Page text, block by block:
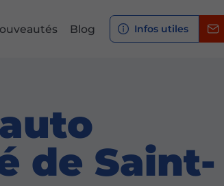
Blog Infos utiles
de Saint-